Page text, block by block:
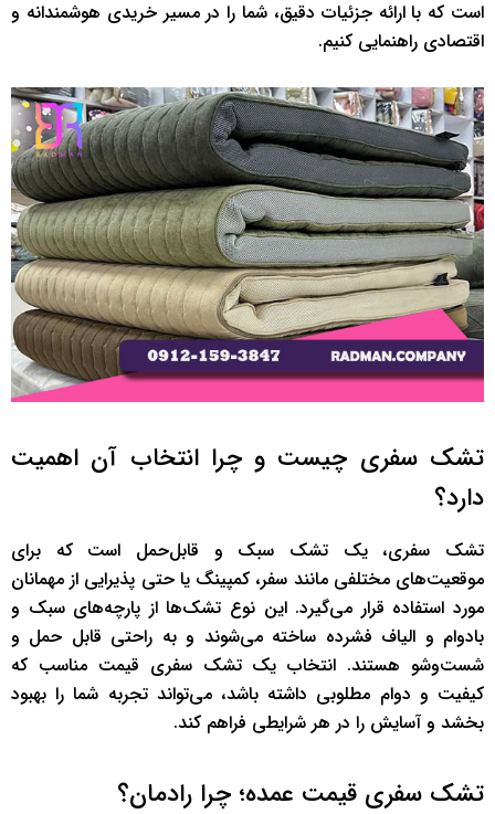
است که با ارائه جزئیات دقیق، شما را در مسیر خریدی هوشمندانه و
اقتصادی راهنمایی کنیم.
تشک سفری چیست و چرا انتخاب آن اهمیت
دارد؟
تشک سفری، یک تشک سبک و قابل‌حمل است که برای
موقعیت‌های مختلفی مانند سفر، کمپینگ یا حتی پذیرایی از مهمانان
مورد استفاده قرار می‌گیرد. این نوع تشک‌ها از پارچه‌های سبک و
بادوام و الیاف فشرده ساخته می‌شوند و به راحتی قابل حمل و
شست‌وشو هستند. انتخاب یک تشک سفری قیمت مناسب که
کیفیت و دوام مطلوبی داشته باشد، می‌تواند تجربه شما را بهبود
بخشد و آسایش را در هر شرایطی فراهم کند.
تشک سفری قیمت عمده؛ چرا رادمان؟